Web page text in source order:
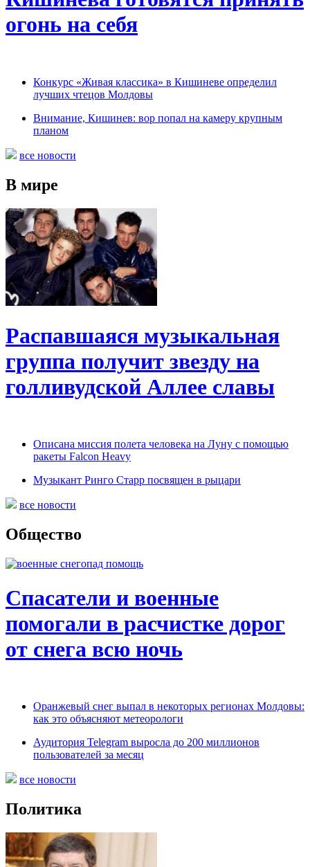
огонь на себя
Конкурс «Живая классика» в Кишиневе определил
лучших чтецов Молдовы
Внимание, Кишинев: вор попал на камеру крупным
планом
все новости
В мире
Распавшаяся музыкальная
группа получит звезду на
голливудской Аллее славы
Описана миссия полета человека на Луну с помощью
ракеты Falcon Heavy
Музыкант Ринго Старр посвящен в рыцари
все новости
Общество
Спасатели и военные
помогали в расчистке дорог
от снега всю ночь
Оранжевый снег выпал в некоторых регионах Молдовы:
как это объясняют метеорологи
Аудитория Telegram выросла до 200 миллионов
пользователей за месяц
все новости
Политика